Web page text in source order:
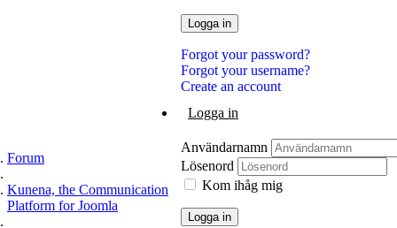
Logga in
Forgot your password?
Forgot your username?
Create an account
Logga in
Användarnamn
Lösenord
Kom ihåg mig
Logga in
Forum
Kunena, the Communication
Platform for Joomla